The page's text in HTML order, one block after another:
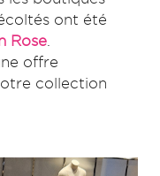
ont été
Rose
offre
collection